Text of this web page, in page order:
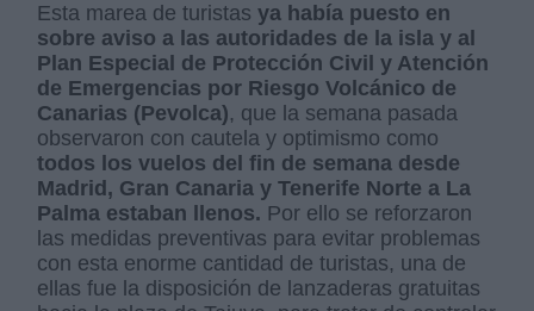
Esta marea de turistasya había puesto en
sobre aviso a las autoridades de la isla y al
Plan Especial de Protección Civil y Atención
de Emergencias por Riesgo Volcánico de
Canarias (Pevolca), que la semana pasada
observaron con cautela y optimismo como
todos los vuelos del fin de semana desde
Madrid, Gran Canaria y Tenerife Norte a La
Palma estaban llenos. Por ello se reforzaron
las medidas preventivas para evitar problemas
con esta enorme cantidad de turistas, una de
ellas fue la disposición de lanzaderas gratuitas